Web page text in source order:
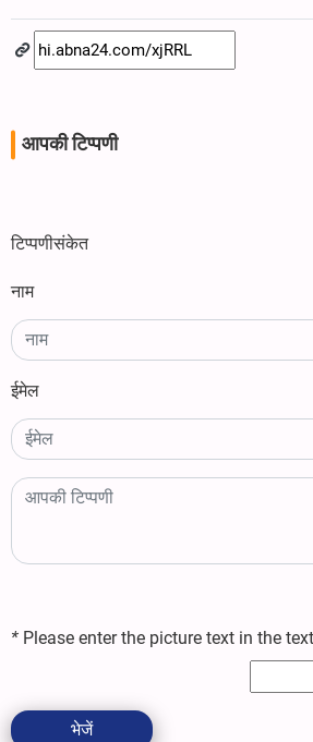
आपकी टिप्पणी
टिप्पणीसंकेत
नाम
ईमेल
* Please enter the picture text in the
भेजें